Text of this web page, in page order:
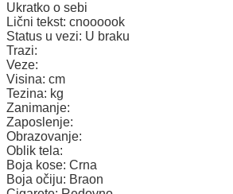
Ukratko o sebi
Lični tekst: cnoooook
Status u vezi: U braku
Trazi:
Veze:
Visina: cm
Tezina: kg
Zanimanje:
Zaposlenje:
Obrazovanje:
Oblik tela:
Boja kose: Crna
Boja očiju: Braon